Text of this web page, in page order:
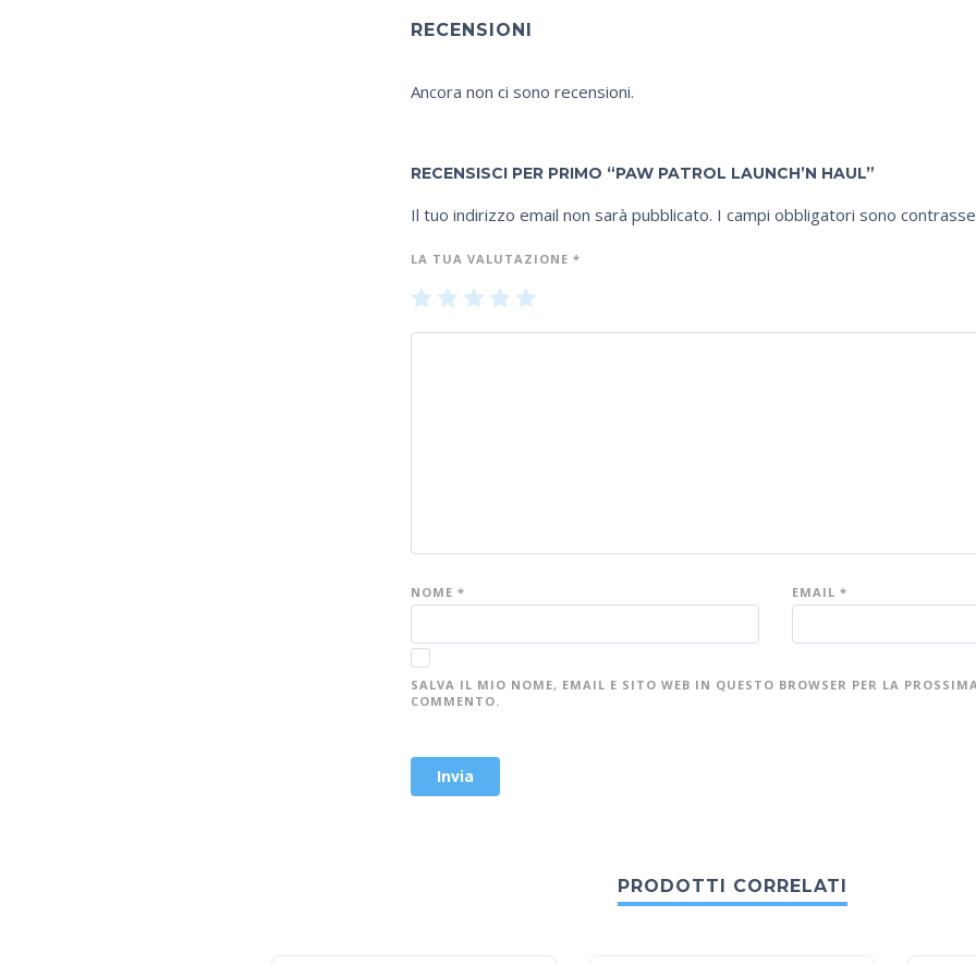
RECENSIONI
Ancora non ci sono recensioni.
RECENSISCI PER PRIMO “PAW PATROL LAUNCH’N HAUL”
Il tuo indirizzo email non sarà pubblicato. I campi obbligatori sono
LA TUA VALUTAZIONE *
1 2 3 4
NOME * EMAIL *
SALVA IL MIO NOME, EMAIL E SITO WEB IN QUESTO BROWSER PER LA
COMMENTO.
PRODOTTI CORRELATI